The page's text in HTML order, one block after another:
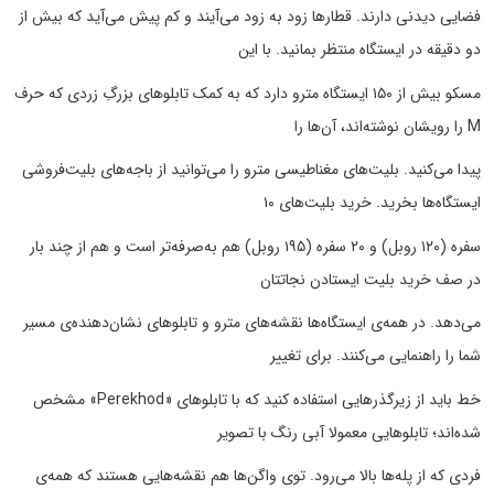
فضایی دیدنی دارند. قطارها زود به زود می‌آیند و کم پیش‌ می‌آید که بیش از
دو دقیقه در ایستگاه منتظر بمانید. با این
مسکو بیش از ۱۵۰ ایستگاه مترو دارد که به کمک تابلوهای بزرگِ زردی که حرف
M را رویشان نوشته‌اند، آن‌ها را
پیدا می‌کنید. بلیت‌های مغناطیسی مترو را می‌توانید از باجه‌های بلیت‌فروشی
ایستگاه‌ها بخرید. خرید بلیت‌های ۱۰
سفره (۱۲۰ روبل) و ۲۰ سفره (۱۹۵ روبل) هم به‌صرفه‌تر است و هم از چند بار
در صف خرید بلیت ایستادن نجاتتان
می‌دهد. در همه‌ی ایستگاه‌ها نقشه‌های مترو و تابلوهای نشان‌دهنده‌ی مسیر
شما را راهنمایی می‌کنند. برای تغییر
خط باید از زیرگذرهایی استفاده کنید که با تابلوهای «Perekhod» مشخص
شده‌اند؛ تابلوهایی معمولا آبی رنگ با تصویر
فردی که از پله‌ها بالا می‌رود. توی واگن‌ها هم نقشه‌هایی هستند که همه‌ی